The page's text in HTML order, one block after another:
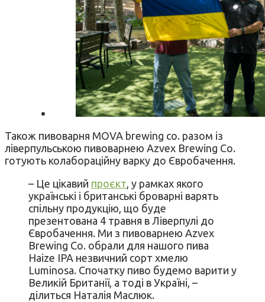
Також пивоварня MOVA brewing co. разом із
ліверпульською пивоварнею Azvex Brewing Co.
готують колабораційну варку до Євробачення.
– Це цікавий проєкт, у рамках якого
українські і британські броварні варять
спільну продукцію, що буде
презентована 4 травня в Ліверпулі до
Євробачення. Ми з пивоварнею Azvex
Brewing Co. обрали для нашого пива
Haize IPA незвичний сорт хмелю
Luminosa. Спочатку пиво будемо варити у
Великій Британії, а тоді в Україні, –
ділиться Наталія Маслюк.